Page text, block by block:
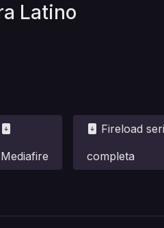
Latino
Mediafire
Fireload
completa